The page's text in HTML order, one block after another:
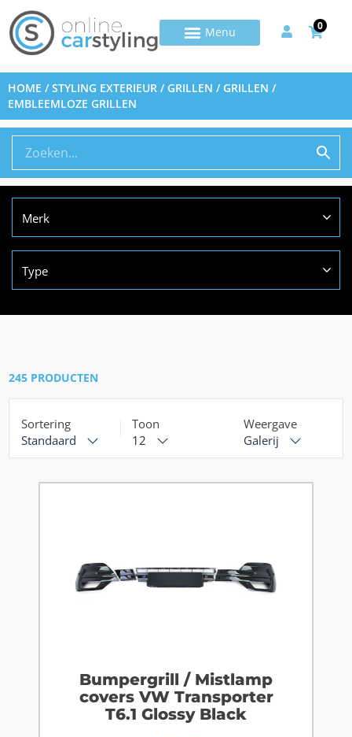
0
HOME /STYLING EXTERIEUR / GRILLEN / GRILLEN /
EMBLEEMLOZE GRILLEN
Merk
Type
245 PRODUCTEN
Sortering
Standaard
Toon
12
Weergave
Galerij
Bumpergrill / Mistlamp
covers VW Transporter
T6.1 Glossy Black